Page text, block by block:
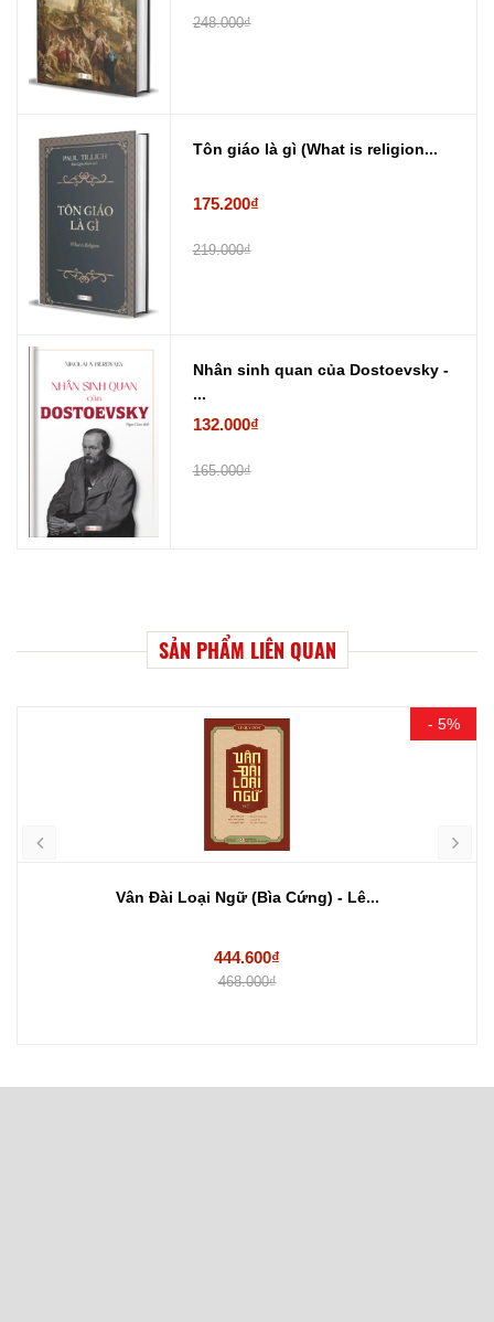
248.000₫
Tôn giáo là gì (What is religion...
175.200₫
219.000₫
Nhân sinh quan của Dostoevsky -
...
132.000₫
165.000₫
SẢN PHẨM LIÊN QUAN
- 5%
Vân Đài Loại Ngữ (Bìa Cứng) - Lê...
444.600₫
468.000₫